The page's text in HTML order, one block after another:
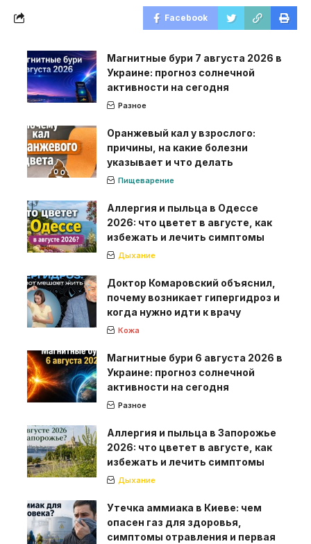
Facebook
Магнитные бури 7 августа 2026 в
Украине: прогноз солнечной
активности на сегодня
Разное
Оранжевый кал у взрослого:
причины, на какие болезни
указывает и что делать
Пищеварение
Аллергия и пыльца в Одессе
2026: что цветет в августе, как
избежать и лечить симптомы
Дыхание
Доктор Комаровский объяснил,
почему возникает гипергидроз и
когда нужно идти к врачу
Кожа
Магнитные бури 6 августа 2026 в
Украине: прогноз солнечной
активности на сегодня
Разное
Аллергия и пыльца в Запорожье
2026: что цветет в августе, как
избежать и лечить симптомы
Дыхание
Утечка аммиака в Киеве: чем
опасен газ для здоровья,
симптомы отравления и первая